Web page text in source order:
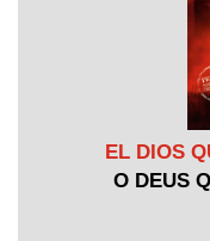
EL DIOS
O DEUS